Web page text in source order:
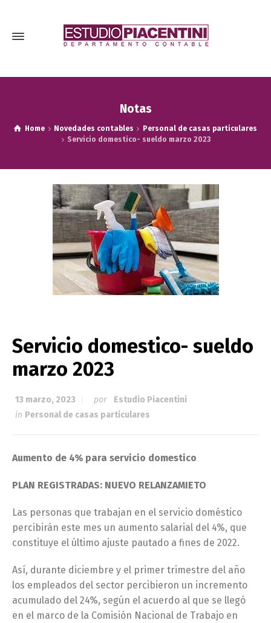
Notas
Home Novedades contables
Personal de casas particulares
Servicio domestico- sueldo marzo 2023
Servicio domestico- sueldo
marzo 2023
13 marzo, 2023 por
Estudio Piacentini
in Personal de casas particulares
Aumento de 4% para servicio domestico
PLAN REGISTRADAS: NUEVO RELANZAMIETO
Las personas que trabajan en el servicio doméstico
percibirán este mes un aumento salarial del 4%, que
constituye el último ajuste pautado a fines de 2022.
Así, durante diciembre y el primer trimestre del año
los empleados del sector percibieron un incremento
acumulado del 24%, según el acuerdo al que se llegó
en el marco de la Comisión Nacional de Trabajo en